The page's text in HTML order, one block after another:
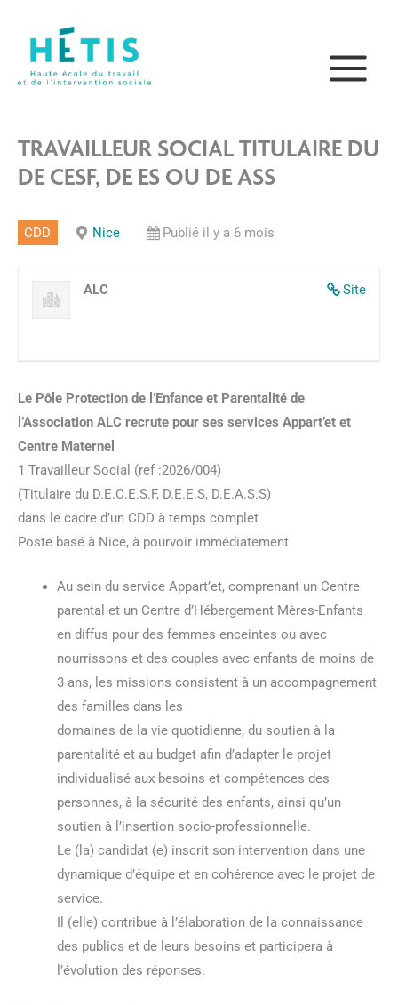
contenu
TRAVAILLEUR SOCIAL TITULAIRE DU
DE CESF, DE ES OU DE ASS
CDD Nice Publié il y a 6 mois
Site
ALC
Le Pôle Protection de l’Enfance et Parentalité de
l’Association ALC recrute pour ses services Appart’et et
Centre Maternel
1 Travailleur Social (ref :2026/004)
(Titulaire du D.E.C.E.S.F, D.E.E.S, D.E.A.S.S)
dans le cadre d’un CDD à temps complet
Poste basé à Nice, à pourvoir immédiatement
Au sein du service Appart’et, comprenant un Centre
parental et un Centre d’Hébergement Mères-Enfants
en diffus pour des femmes enceintes ou avec
nourrissons et des couples avec enfants de moins de
3 ans, les missions consistent à un accompagnement
des familles dans les
domaines de la vie quotidienne, du soutien à la
parentalité et au budget afin d’adapter le projet
individualisé aux besoins et compétences des
personnes, à la sécurité des enfants, ainsi qu’un
soutien à l’insertion socio-professionnelle.
Le (la) candidat (e) inscrit son intervention dans une
dynamique d’équipe et en cohérence avec le projet de
service.
Il (elle) contribue à l’élaboration de la connaissance
des publics et de leurs besoins et participera à
l’évolution des réponses.